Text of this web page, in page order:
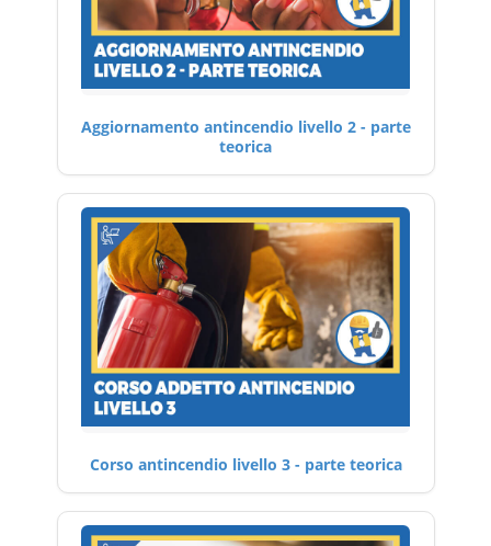
Aggiornamento antincendio livello 2 - parte
teorica
Corso antincendio livello 3 - parte teorica